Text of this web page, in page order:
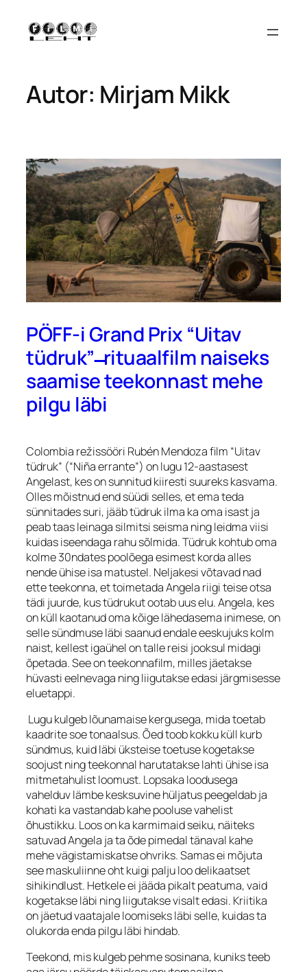
sisu
juurde
Autor: Mirjam Mikk
PÖFF-i Grand Prix “Uitav
tüdruk” ̶ rituaalfilm naiseks
saamise teekonnast mehe
pilgu läbi
Colombia režissööri Rubén Mendoza film “Uitav
tüdruk” (“Niña errante”) on lugu 12-aastasest
Angelast, kes on sunnitud kiiresti suureks kasvama.
Olles mõistnud end süüdi selles, et ema teda
sünnitades suri, jääb tüdruk ilma ka oma isast ja
peab taas leinaga silmitsi seisma ning leidma viisi
kuidas iseendaga rahu sõlmida. Tüdruk kohtub oma
kolme 30ndates poolõega esimest korda alles
nende ühise isa matustel. Neljakesi võtavad nad
ette teekonna, et toimetada Angela riigi teise otsa
tädi juurde, kus tüdrukut ootab uus elu. Angela, kes
on küll kaotanud oma kõige lähedasema inimese, on
selle sündmuse läbi saanud endale eeskujuks kolm
naist, kellest igaühel on talle reisi jooksul midagi
õpetada. See on teekonnafilm, milles jäetakse
hüvasti eelnevaga ning liigutakse edasi järgmisesse
eluetappi.
Lugu kulgeb lõunamaise kergusega, mida toetab
kaadrite soe tonaalsus. Õed toob kokku küll kurb
sündmus, kuid läbi üksteise toetuse kogetakse
soojust ning teekonnal harutatakse lahti ühise isa
mitmetahulist loomust. Lopsaka loodusega
vahelduv lämbe kesksuvine hüljatus peegeldab ja
kohati ka vastandab kahe pooluse vahelist
õhustikku. Loos on ka karmimaid seiku, näiteks
satuvad Angela ja ta õde pimedal tänaval kahe
mehe vägistamiskatse ohvriks. Samas ei mõjuta
see maskuliinne oht kuigi palju loo delikaatset
sihikindlust. Hetkele ei jääda pikalt peatuma, vaid
kogetakse läbi ning liigutakse visalt edasi. Kriitika
on jäetud vaatajale loomiseks läbi selle, kuidas ta
olukorda enda pilgu läbi hindab.
Teekond, mis kulgeb pehme sosinana, kuniks teeb